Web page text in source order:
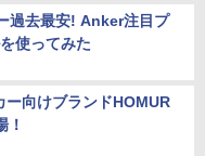
過去最安! Anker注目プ
使ってみた
ー向けブランドHOMUR
！